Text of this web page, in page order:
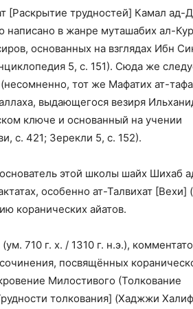
[Раскрытие трудностей] Камал ад-
в жанре муташабих ал-
основанных на взглядах Ибн
5, с. 151). Сюда же
тот же Мафатих ат-
выдающегося везиря
ключе и основанный на учении
с. 421; Зерекли 5, с. 152).
этой школы шайх Шихаб
особенно ат-Талвихат [Вехи]
коранических айатов.
710 г. х. / 1310 г. н.э.),
посвящённых
Милостивого (Толкование
толкования] (Хаджжи